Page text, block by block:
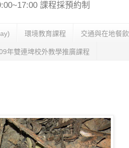
課程採預約制
環境教育課程 交通與在地餐飲
年雙連埤校外教學推廣課程